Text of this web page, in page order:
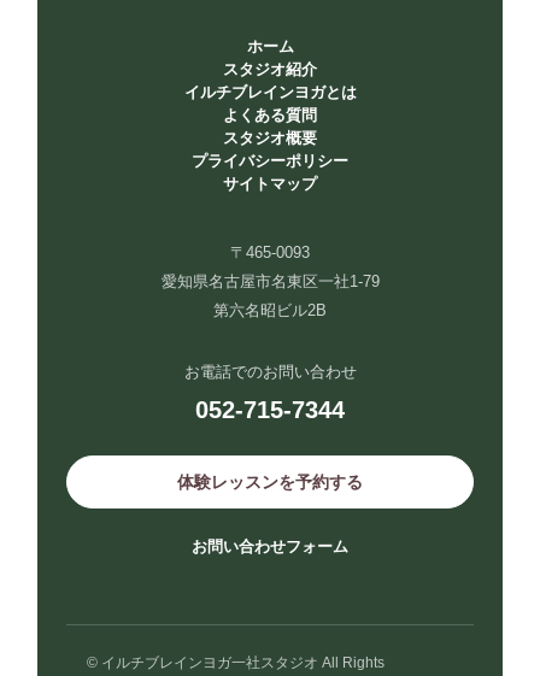
ホーム
スタジオ紹介
イルチブレインヨガとは
よくある質問
スタジオ概要
プライバシーポリシー
サイトマップ
〒465-0093
愛知県名古屋市名東区一社1-79
第六名昭ビル2B
お電話でのお問い合わせ
052-715-7344
体験レッスンを予約する
お問い合わせフォーム
© イルチブレインヨガ一社スタジオ All Rights